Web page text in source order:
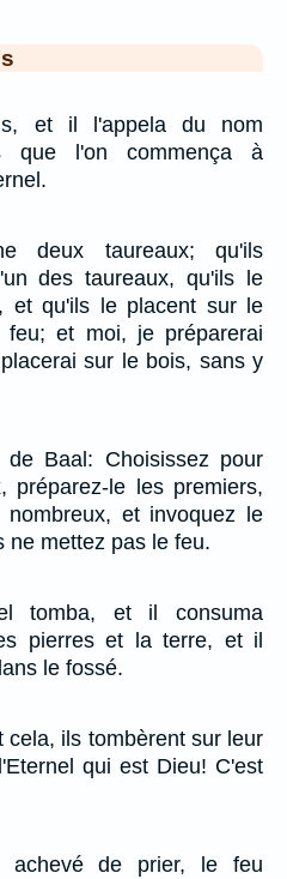
et il l'appela du nom
que l'on commença à
deux taureaux; qu'ils
des taureaux, qu'ils le
et qu'ils le placent sur le
et moi, je préparerai
sur le bois, sans y
Baal: Choisissez pour
préparez-le les premiers,
et invoquez le
ne mettez pas le feu.
tomba, et il consuma
pierres et la terre, et il
le fossé.
cela, ils tombèrent sur leur
qui est Dieu! C'est
achevé de prier, le feu